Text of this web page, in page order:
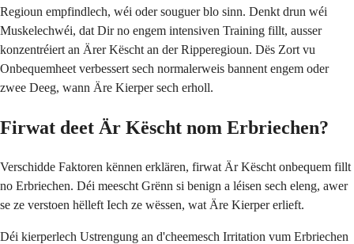
Regioun empfindlech, wéi oder souguer blo sinn. Denkt drun wéi
Muskelechwéi, dat Dir no engem intensiven Training fillt, ausser
konzentréiert an Ärer Këscht an der Ripperegioun. Dës Zort vu
Onbequemheet verbessert sech normalerweis bannent engem oder
zwee Deeg, wann Äre Kierper sech erholl.
Firwat deet Är Këscht nom Erbriechen?
Verschidde Faktoren kënnen erklären, firwat Är Këscht onbequem fillt
no Erbriechen. Déi meescht Grënn si benign a léisen sech eleng, awer
se ze verstoen hëlleft Iech ze wëssen, wat Äre Kierper erlieft.
Déi kierperlech Ustrengung an d'cheemesch Irritation vum Erbriechen